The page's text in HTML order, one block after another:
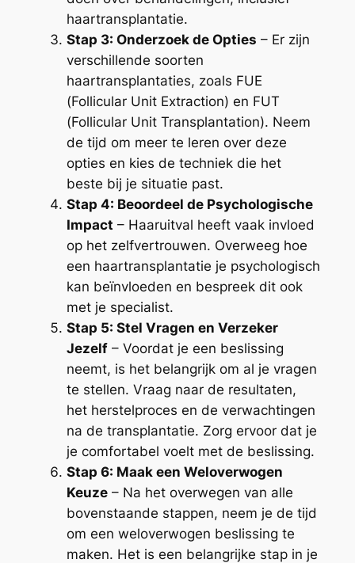
haartransplantatie.
Stap 3: Onderzoek de Opties – Er zijn
verschillende soorten
haartransplantaties, zoals FUE
(Follicular Unit Extraction) en FUT
(Follicular Unit Transplantation). Neem
de tijd om meer te leren over deze
opties en kies de techniek die het
beste bij je situatie past.
Stap 4: Beoordeel de Psychologische
Impact – Haaruitval heeft vaak invloed
op het zelfvertrouwen. Overweeg hoe
een haartransplantatie je psychologisch
kan beïnvloeden en bespreek dit ook
met je specialist.
Stap 5: Stel Vragen en Verzeker
Jezelf– Voordat je een beslissing
neemt, is het belangrijk om al je vragen
te stellen. Vraag naar de resultaten,
het herstelproces en de verwachtingen
na de transplantatie. Zorg ervoor dat je
je comfortabel voelt met de beslissing.
Stap 6: Maak een Weloverwogen
Keuze– Na het overwegen van alle
bovenstaande stappen, neem je de tijd
om een weloverwogen beslissing te
maken. Het is een belangrijke stap in je